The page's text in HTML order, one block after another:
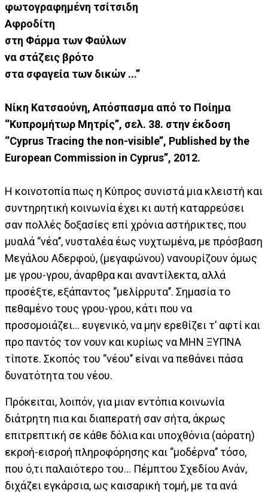
φωτογραφημένη τσίτσιδη
Αφροδίτη
στη Φάρμα των Φαύλων
να στάζεις βρότο
στα σφαγεία των δικών ...’’
Νίκη Κατσαούνη, Απόσπασμα από το Ποίημα
‘’Κυπρομήτωρ Μητρίς’’, σελ. 38. στην έκδοση
‘’Cyprus Tracing the non-visible’’, Published by the
European Commission in Cyprus’’, 2012.
Η κοινοτοπία πως η Κύπρος συνιστά μια κλειστή και
συντηρητική κοινωνία έχει κι αυτή καταρρεύσει
σαν πολλές δοξασίες επί χρόνια αστήρικτες, που
μυαλά ‘’νέα’’, νυσταλέα έως νυχτωμένα, με πρόσβαση
Μεγάλου Αδερφού, (μεγαφώνου) νανουρίζουν όμως
με γρου-γρου, άναρθρα και αναντίλεκτα, αλλά
προσέξτε, εξάπαντος ‘’μελίρρυτα’’. Σημασία το
πεθαμένο τους γρου-γρου, κάτι που να
προσομοιάζει... ευγενικό, να μην ερεθίζει τ’ αφτί και
προ παντός τον νουν και κυρίως να ΜΗΝ ΞΥΠΝΑ
τίποτε. Σκοπός του ‘’νέου’’ είναι να πεθάνει πάσα
δυνατότητα του νέου.
Πρόκειται, λοιπόν, για μιαν εντόπια κοινωνία
διάτρητη πια και διαπερατή σαν σήτα, άκρως
επιτρεπτική σε κάθε δόλια και υποχθόνια (αόρατη)
εκροή-εισροή πληροφόρησης και ‘’μοδέρνα’’ τόσο,
που ό,τι παλαιότερο του... Πέμπτου Σχεδίου Ανάν,
διχάζει εγκάρσια, ως καισαρική τομή, με τα ανά